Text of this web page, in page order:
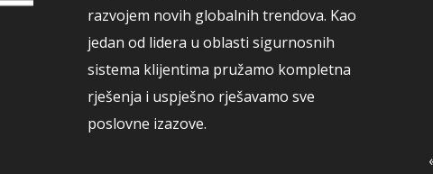
razvojem novih globalnih trendova. Kao
jedan od lidera u oblasti sigurnosnih
sistema klijentima pružamo kompletna
rješenja i uspješno rješavamo sve
poslovne izazove.